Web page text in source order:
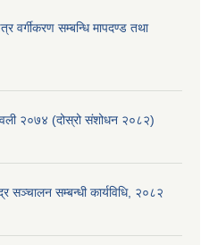
वर्गीकरण सम्बन्धि मापदण्ड तथा
२०७४ (दोस्रो संशोधन २०८२)
सञ्चालन सम्बन्धी कार्यविधि, २०८२